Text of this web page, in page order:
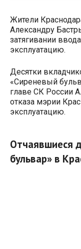
Жители
Александру
затягивании
эксплуатацию.
Десятки
«Сиреневый
главе СК России
отказа мэрии
эксплуатацию.
Отчаявшиеся
бульвар» в